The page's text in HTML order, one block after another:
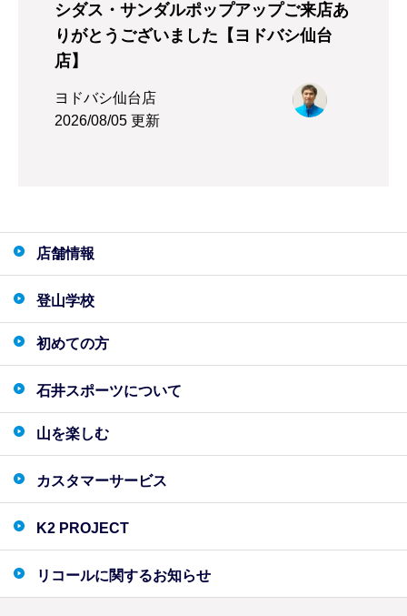
シダス・サンダルポップアップご来店あ
りがとうございました【ヨドバシ仙台
店】
ヨドバシ仙台店
2026/08/05 更新
店舗情報
登山学校
初めての方
石井スポーツについて
山を楽しむ
カスタマーサービス
K2 PROJECT
リコールに関するお知らせ